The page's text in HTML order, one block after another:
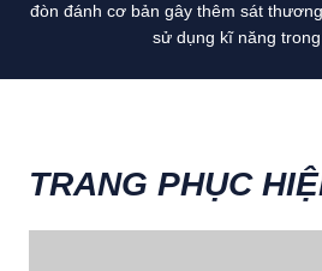
đòn đánh cơ bản gây thêm sát
sử dụng kĩ năng trong
TRANG PHỤC